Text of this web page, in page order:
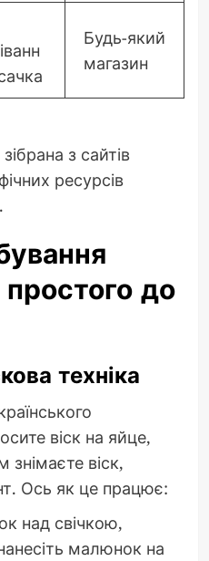
Будь-який
магазин
з сайтів
ресурсів
до
техніка
віск на яйце,
знімаєте віск,
Ось як це працює:
над свічкою,
малюнок на